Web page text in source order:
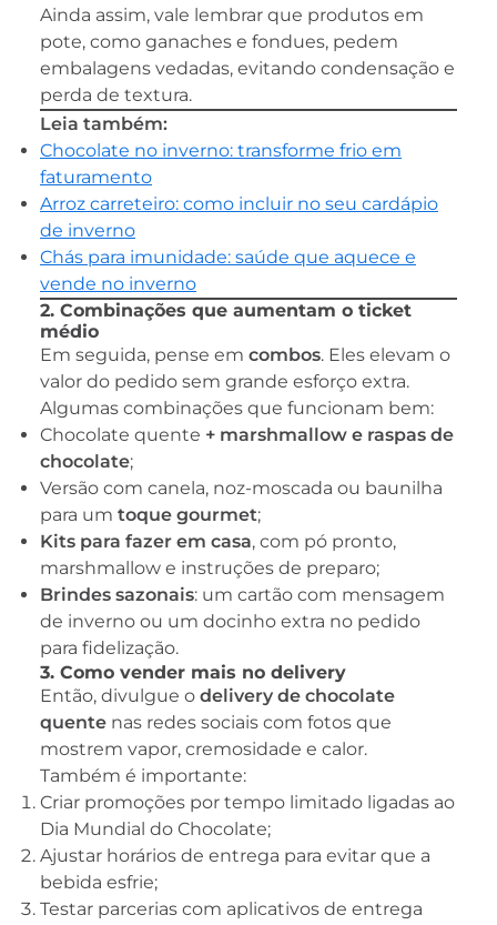
Ainda assim, vale lembrar que produtos em
pote, como ganaches e fondues, pedem
embalagens vedadas, evitando condensação e
perda de textura.
Leia também:
Chocolate no inverno: transforme frio em
faturamento
Arroz carreteiro: como incluir no seu cardápio
de inverno
Chás para imunidade: saúde que aquece e
vende no inverno
2. Combinações que aumentam o ticket
médio
Em seguida, pense em combos. Eles elevam o
valor do pedido sem grande esforço extra.
Algumas combinações que funcionam bem:
Chocolate quente + marshmallow e raspas de
chocolate;
Versão com canela, noz-moscada ou baunilha
para um toque gourmet;
Kits para fazer em casa, com pó pronto,
marshmallow e instruções de preparo;
Brindes sazonais: um cartão com mensagem
de inverno ou um docinho extra no pedido
para fidelização.
3. Como vender mais no delivery
Então, divulgue o delivery de chocolate
quente nas redes sociais com fotos que
mostrem vapor, cremosidade e calor.
Também é importante:
Criar promoções por tempo limitado ligadas ao
Dia Mundial do Chocolate;
Ajustar horários de entrega para evitar que a
bebida esfrie;
Testar parcerias com aplicativos de entrega